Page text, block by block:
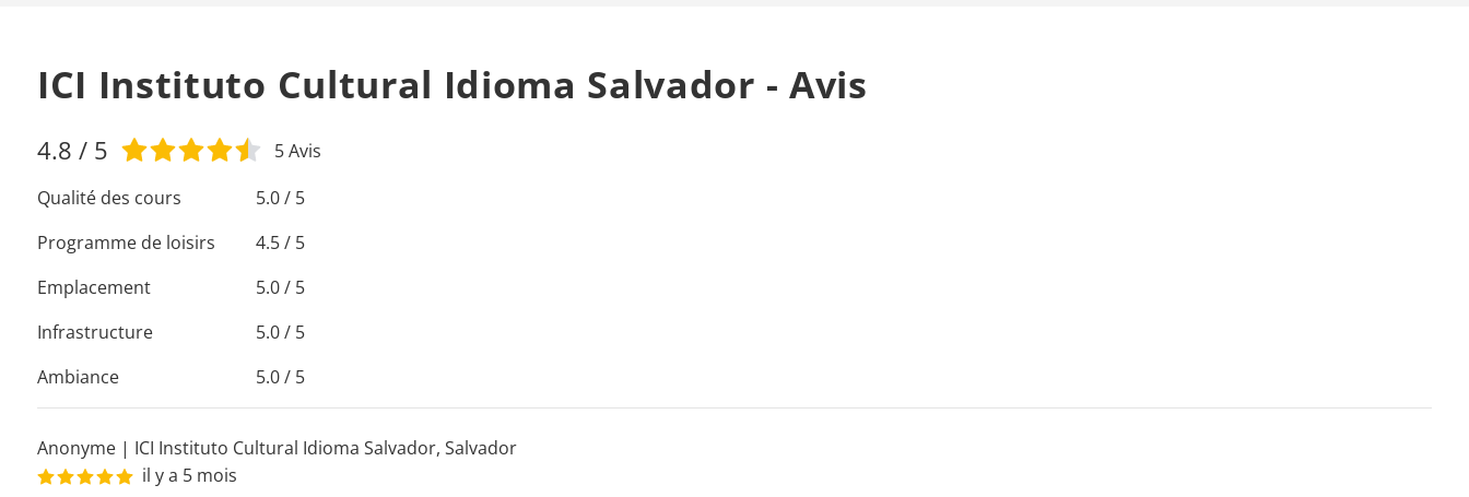
ICI Instituto Cultural Idioma Salvador - Avis
4.8 / 5 5Avis
Qualité des cours
5.0 / 5
Programme de loisirs
4.5 / 5
Emplacement
5.0 / 5
Infrastructure
5.0 / 5
Ambiance
5.0 / 5
Anonyme | ICI Instituto Cultural Idioma Salvador, Salvador
il y a 5 mois